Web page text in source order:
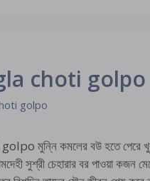
choti golpo
golpo
মুন্নি কমলের বউ হতে পেরে
সুশ্রী চেহারার বর পাওয়া